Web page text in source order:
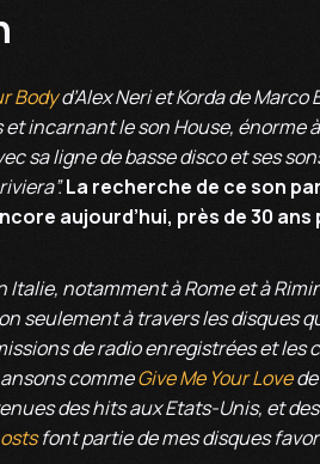
Bodyd’Alex Neri et Korda de
incarnant le son House, énorme à
sa ligne de basse disco et ses
La recherche de ce son
aujourd’hui, près de 30
Italie, notamment à Rome et à
seulement à travers les disques
de radio enregistrées et les
commeGive Me Your Love
des hits aux Etats-Unis, et
font partie de mes disques